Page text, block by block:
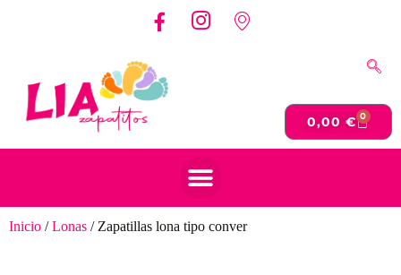
0,00€ 0
Inicio /Lonas / Zapatillas lona tipo conver